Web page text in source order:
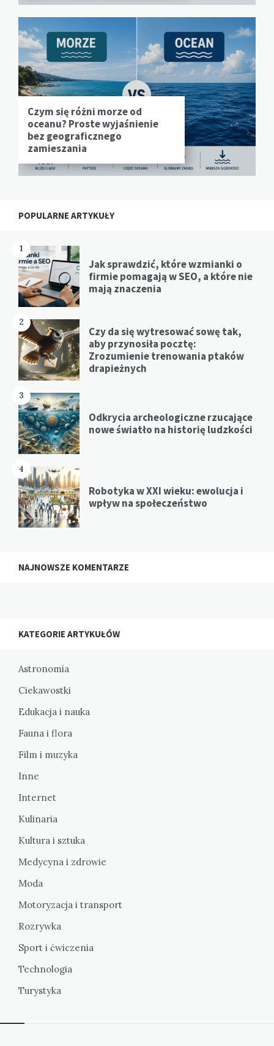
Czym się różni morze od
oceanu? Proste wyjaśnienie
bez geograficznego
zamieszania
POPULARNE ARTYKUŁY
1
Jak sprawdzić, które wzmianki o
firmie pomagają w SEO, a które nie
mają znaczenia
2
Czy da się wytresować sowę tak,
aby przynosiła pocztę:
Zrozumienie trenowania ptaków
drapieżnych
3
Odkrycia archeologiczne rzucające
nowe światło na historię ludzkości
4
Robotyka w XXI wieku: ewolucja i
wpływ na społeczeństwo
NAJNOWSZE KOMENTARZE
KATEGORIE ARTYKUŁÓW
Astronomia
Ciekawostki
Edukacja i nauka
Fauna i flora
Film i muzyka
Inne
Internet
Kulinaria
Kultura i sztuka
Medycyna i zdrowie
Moda
Motoryzacja i transport
Rozrywka
Sport i ćwiczenia
Technologia
Turystyka